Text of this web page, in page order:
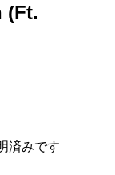
(Ft.
済みです